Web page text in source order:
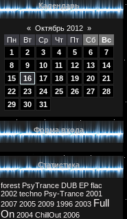
Календарь
« Октябрь 2012 »
Пн
Вт Ср Чт Пт Сб
Вс
1
2 3 4 5 6
7
8
9 10 11 12 13
14
15
16 17 18 19 20
21
22
23 24 25 26 27
28
29
30 31
Форма входа
Статистика
forest PsyTrance DUB EP flac
2002 techno Psy-Trance 2001
2007 2005 2009 1996 2003 Full
On 2004 ChillOut 2006